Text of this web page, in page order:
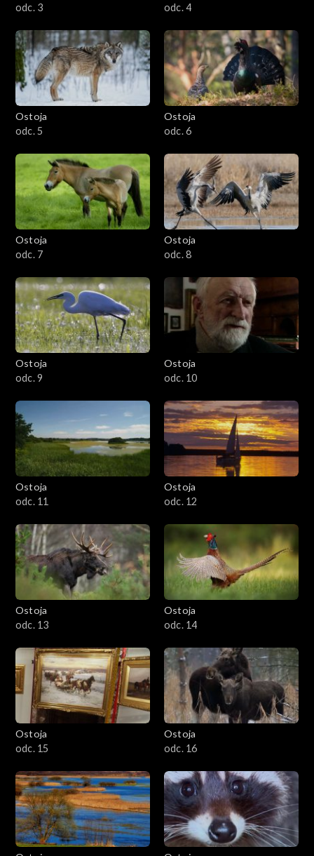
odc. 3
odc. 4
Ostoja
odc. 5
Ostoja
odc. 6
Ostoja
odc. 7
Ostoja
odc. 8
Ostoja
odc. 9
Ostoja
odc. 10
Ostoja
odc. 11
Ostoja
odc. 12
Ostoja
odc. 13
Ostoja
odc. 14
Ostoja
odc. 15
Ostoja
odc. 16